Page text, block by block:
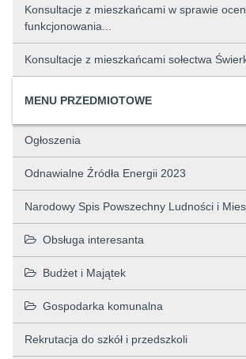
Konsultacje z mieszkańcami w sprawie
funkcjonowania...
Konsultacje z mieszkańcami sołectwa
MENU PRZEDMIOTOWE
Ogłoszenia
Odnawialne Źródła Energii 2023
Narodowy Spis Powszechny Ludności i
Obsługa interesanta
Budżet i Majątek
Gospodarka komunalna
Rekrutacja do szkół i przedszkoli